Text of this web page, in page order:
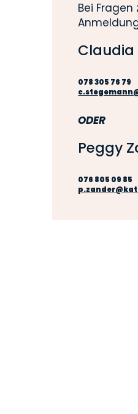
Bei
078 305 76 79
ODER
Peggy
076 805 09 85